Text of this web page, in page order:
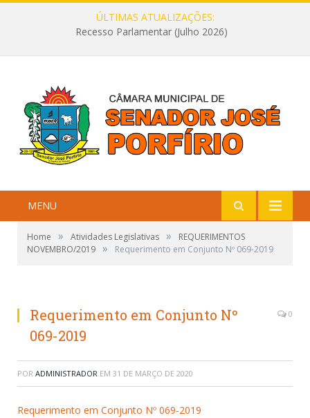
ÚLTIMAS ATUALIZAÇÕES:
Recesso Parlamentar (Julho 2026)
MENU
Home » Atividades Legislativas »
REQUERIMENTOS
NOVEMBRO/2019 » Requerimento em Conjunto Nº 069-2019
Requerimento em Conjunto Nº
069-2019
0
POR ADMINISTRADOR EM 31 DE MARÇO DE 2020
Requerimento em Conjunto Nº 069-2019